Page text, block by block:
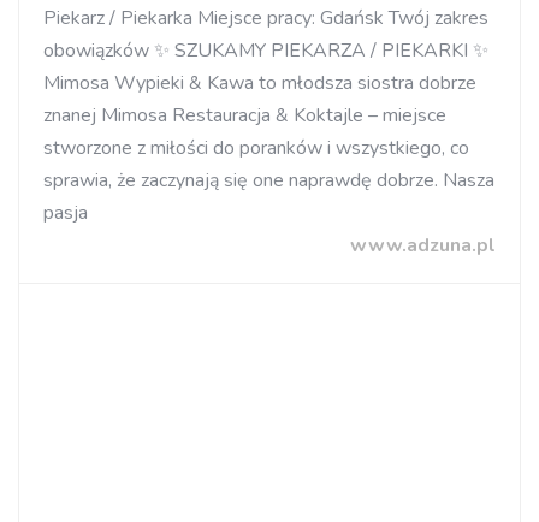
Piekarz / Piekarka Miejsce pracy: Gdańsk Twój zakres
obowiązków ✨ SZUKAMY PIEKARZA / PIEKARKI ✨
Mimosa Wypieki & Kawa to młodsza siostra dobrze
znanej Mimosa Restauracja & Koktajle – miejsce
stworzone z miłości do poranków i wszystkiego, co
sprawia, że zaczynają się one naprawdę dobrze. Nasza
pasja
www.adzuna.pl